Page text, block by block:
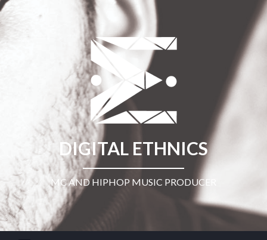
DIGITAL ETHNICS
MC AND HIPHOP MUSIC PRODUCER